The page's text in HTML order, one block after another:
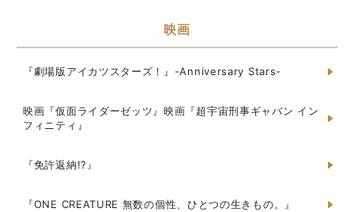
映画
『劇場版アイカツスターズ！』-Anniversary Stars-
映画『仮面ライダーゼッツ』映画『超宇宙刑事ギャバン イン
フィニティ』
『免許返納!?』
『ONE CREATURE 無数の個性、ひとつの生きもの。』